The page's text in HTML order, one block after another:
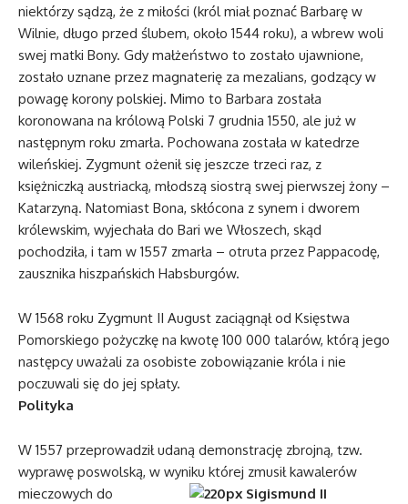
niektórzy sądzą, że z miłości (król miał poznać Barbarę w
Wilnie, długo przed ślubem, około 1544 roku), a wbrew woli
swej matki Bony. Gdy małżeństwo to zostało ujawnione,
zostało uznane przez magnaterię za mezalians, godzący w
powagę korony polskiej. Mimo to Barbara została
koronowana na królową Polski 7 grudnia 1550, ale już w
następnym roku zmarła. Pochowana została w katedrze
wileńskiej. Zygmunt ożenił się jeszcze trzeci raz, z
księżniczką austriacką, młodszą siostrą swej pierwszej żony –
Katarzyną. Natomiast Bona, skłócona z synem i dworem
królewskim, wyjechała do Bari we Włoszech, skąd
pochodziła, i tam w 1557 zmarła – otruta przez Pappacodę,
zausznika hiszpańskich Habsburgów.
W 1568 roku Zygmunt II August zaciągnął od Księstwa
Pomorskiego pożyczkę na kwotę 100 000 talarów, którą jego
następcy uważali za osobiste zobowiązanie króla i nie
poczuwali się do jej spłaty.
Polityka
W 1557 przeprowadził udaną demonstrację zbrojną, tzw.
wyprawę poswolską, w wyniku której zmusił kawalerów
mieczowych do